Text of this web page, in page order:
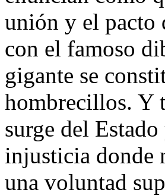
unión y el pacto
con el famoso
gigante se
hombrecillos. Y
surge del
injusticia donde
una voluntad